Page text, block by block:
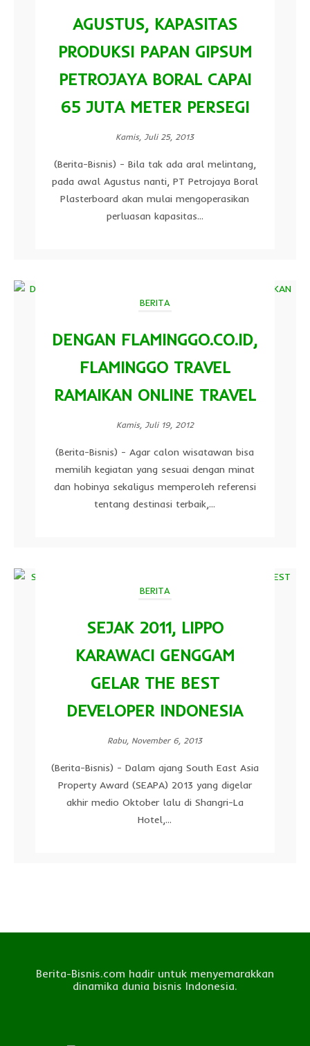
AGUSTUS, KAPASITAS
PRODUKSI PAPAN GIPSUM
PETROJAYA BORAL CAPAI
65 JUTA METER PERSEGI
Kamis, Juli 25, 2013
(Berita-Bisnis) - Bila tak ada aral melintang,
pada awal Agustus nanti, PT Petrojaya Boral
Plasterboard akan mulai mengoperasikan
perluasan kapasitas...
BERITA
DENGAN FLAMINGGO.CO.ID,
FLAMINGGO TRAVEL
RAMAIKAN ONLINE TRAVEL
Kamis, Juli 19, 2012
(Berita-Bisnis) - Agar calon wisatawan bisa
memilih kegiatan yang sesuai dengan minat
dan hobinya sekaligus memperoleh referensi
tentang destinasi terbaik,...
BERITA
SEJAK 2011, LIPPO
KARAWACI GENGGAM
GELAR THE BEST
DEVELOPER INDONESIA
Rabu, November 6, 2013
(Berita-Bisnis) - Dalam ajang South East Asia
Property Award (SEAPA) 2013 yang digelar
akhir medio Oktober lalu di Shangri-La
Hotel,...
Berita-Bisnis.com hadir untuk menyemarakkan
dinamika dunia bisnis Indonesia.